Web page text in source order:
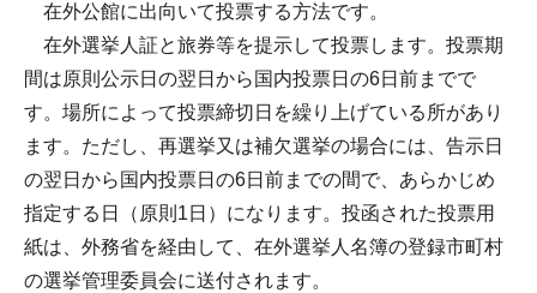
在外公館に出向いて投票する方法です。
在外選挙人証と旅券等を提示して投票します。投票期
間は原則公示日の翌日から国内投票日の6日前までで
す。場所によって投票締切日を繰り上げている所があり
ます。ただし、再選挙又は補欠選挙の場合には、告示日
の翌日から国内投票日の6日前までの間で、あらかじめ
指定する日（原則1日）になります。投函された投票用
紙は、外務省を経由して、在外選挙人名簿の登録市町村
の選挙管理委員会に送付されます。